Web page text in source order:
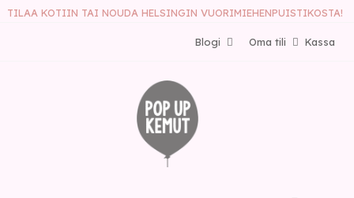
TILAA KOTIIN TAI NOUDA HELSINGIN VUORIMIEHENPUISTIKOSTA!
Kassa
Oma tili
Blogi